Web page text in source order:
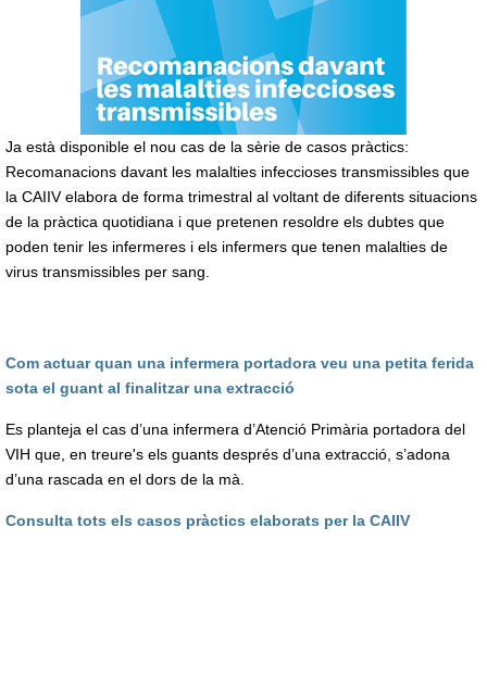
Ja està disponible el nou cas de la sèrie de casos pràctics:
Recomanacions davant les malalties infeccioses transmissibles que
la CAIIV elabora de forma trimestral al voltant de diferents situacions
de la pràctica quotidiana i que pretenen resoldre els dubtes que
poden tenir les infermeres i els infermers que tenen malalties de
virus transmissibles per sang.
Com actuar quan una infermera portadora veu una petita ferida
sota el guant al finalitzar una extracció
Es planteja el cas d’una infermera d’Atenció Primària portadora del
VIH que, en treure's els guants després d’una extracció, s’adona
d’una rascada en el dors de la mà.
Consulta tots els casos pràctics elaborats per la CAIIV